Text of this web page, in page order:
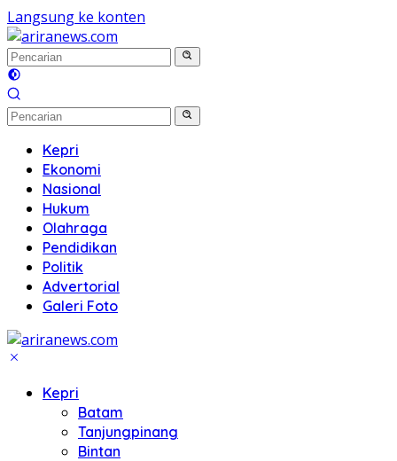
Langsung ke konten
Kepri
Ekonomi
Nasional
Hukum
Olahraga
Pendidikan
Politik
Advertorial
Galeri Foto
Kepri
Batam
Tanjungpinang
Bintan